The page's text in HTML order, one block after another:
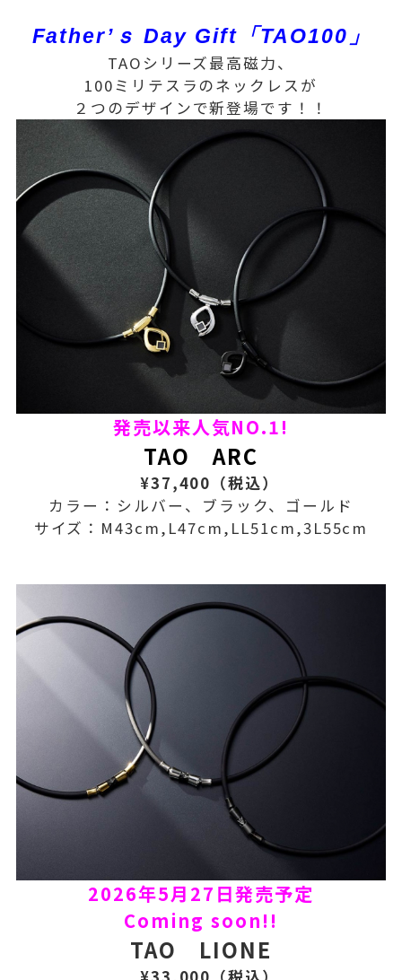
Father’ｓ Day Gift「TAO100」
TAOシリーズ最高磁力、
100ミリテスラのネックレスが
２つのデザインで新登場です！！
発売以来人気NO.1!
TAO ARC
¥37,400（税込）
カラー：シルバー、ブラック、ゴールド
サイズ：M43cm,L47cm,LL51cm,3L55cm
2026年5月27日発売予定
Coming soon!!
TAO LIONE